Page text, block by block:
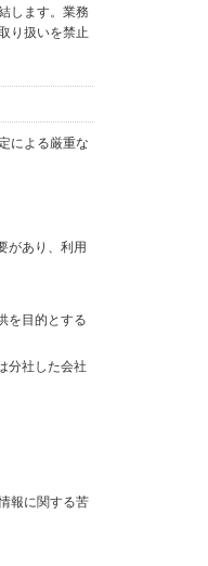
します。業務
り扱いを禁止
による厳重な
があり、利用
を目的とする
分社した会社
報に関する苦